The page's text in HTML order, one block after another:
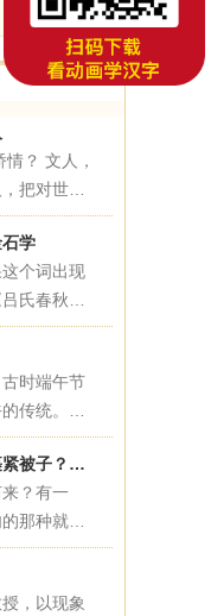
能力，如
腐”“矫
再看古人措
学
个词出现
氏春秋》
金是青铜
。金石就
时期，青
以历史大
镌刻功
者根据这
个学术流
时端午节
传统。大
《红楼梦》：林黛玉睡觉为何裹紧被子？史湘云睡觉为何那么豪放？
？有一
那种就是
，以现象